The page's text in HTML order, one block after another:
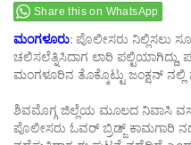
Share this on WhatsApp
ಮಂಗಳೂರು: ಪೊಲೀಸರು ನಿಲ್ಲಿಸಲು
ಚಲಿಸಲೆತ್ನಿಸಿದಾಗ ಲಾರಿ
ಮಂಗಳೂರಿನ ತೊಕ್ಕೊಟ್ಟು ಜಂಕ್ಷನ್
ಶಿವಮೊಗ್ಗ ಜಿಲ್ಲೆಯ ಮೂಲದ ನಿವಾಸಿ
ಪೊಲೀಸರು ಓವರ್ ಬ್ರಿಡ್ಜ್ ಕಾಮಗಾರಿ